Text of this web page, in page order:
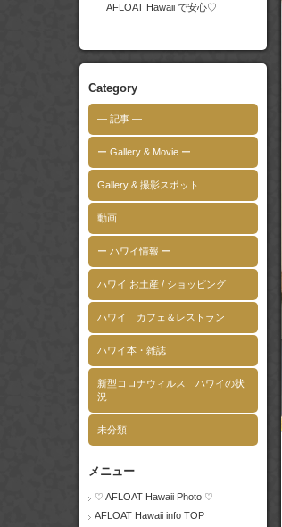
AFLOAT Hawaii で安心♡
Category
― 記事 ―
ー Gallery & Movie ー
Gallery & 撮影スポット
動画
ー ハワイ情報 ー
ハワイ お土産 / ショッピング
ハワイ カフェ＆レストラン
ハワイ本・雑誌
新型コロナウィルス ハワイの状
況
未分類
メニュー
♡ AFLOAT Hawaii Photo ♡
AFLOAT Hawaii info TOP